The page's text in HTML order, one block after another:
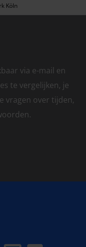
Köln
via e-mail en
te vergelijken, je
vragen over tijden,